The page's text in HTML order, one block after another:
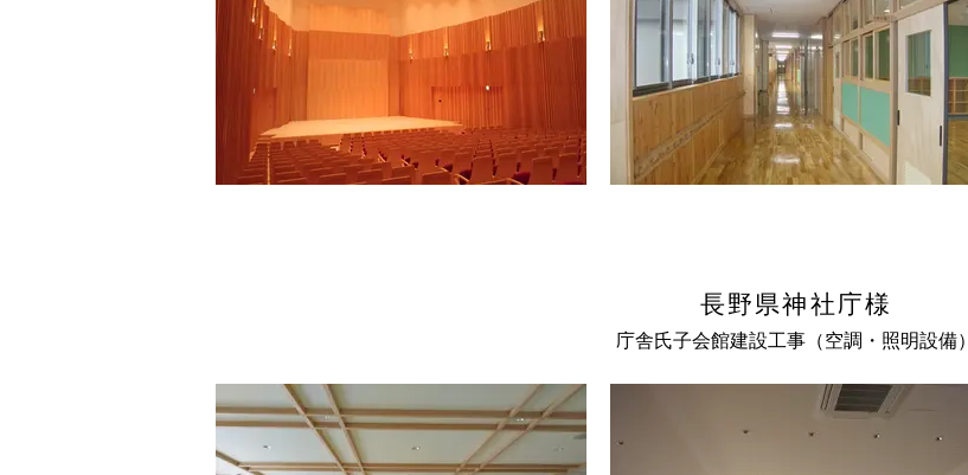
長野県神社庁様
庁舎氏子会館建設工事（空調・照明設備）